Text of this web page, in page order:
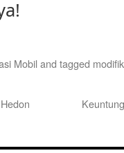
Mobil and tagged